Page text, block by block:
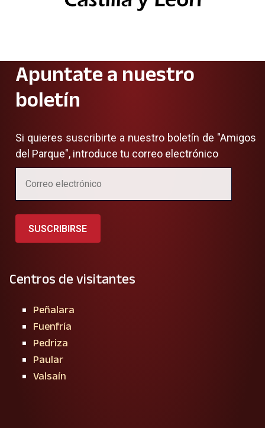
Apuntate a nuestro
boletín
Si quieres suscribirte a nuestro boletín de "Amigos
del Parque", introduce tu correo electrónico
SUSCRIBIRSE
Centros de visitantes
Peñalara
Fuenfría
Pedriza
Paular
Valsaín